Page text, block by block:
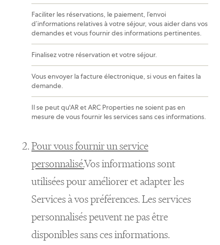
Faciliter les réservations, le paiement, l’envoi
d’informations relatives à votre séjour, vous aider dans vos
demandes et vous fournir des informations pertinentes.
Finalisez votre réservation et votre séjour.
Vous envoyer la facture électronique, si vous en faites la
demande.
Il se peut qu'AR et ARC Properties ne soient pas en
mesure de vous fournir les services sans ces informations.
Pour vous fournir un service
personnalisé.Vos informations sont
utilisées pour améliorer et adapter les
Services à vos préférences. Les services
personnalisés peuvent ne pas être
disponibles sans ces informations.